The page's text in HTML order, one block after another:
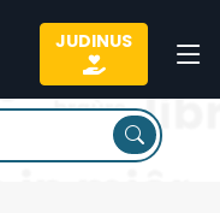
JUDINUS